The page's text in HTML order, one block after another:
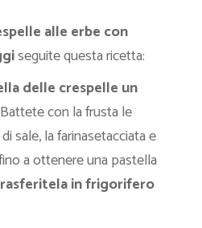
alle erbe con
seguite questa ricetta:
delle crespelle un
Battete con la frusta le
sale, la farinasetacciata e
a ottenere una pastella
in frigorifero